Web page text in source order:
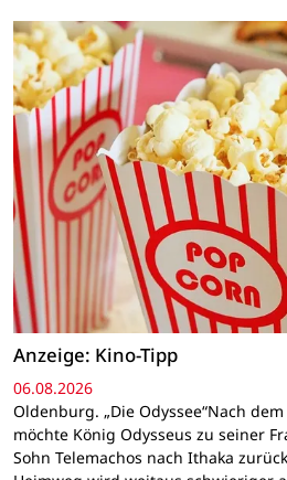
Anzeige: Kino-Tipp
06.08.2026
Oldenburg. „Die Odyssee“Nach
möchte König Odysseus zu seiner
Sohn Telemachos nach Ithaka